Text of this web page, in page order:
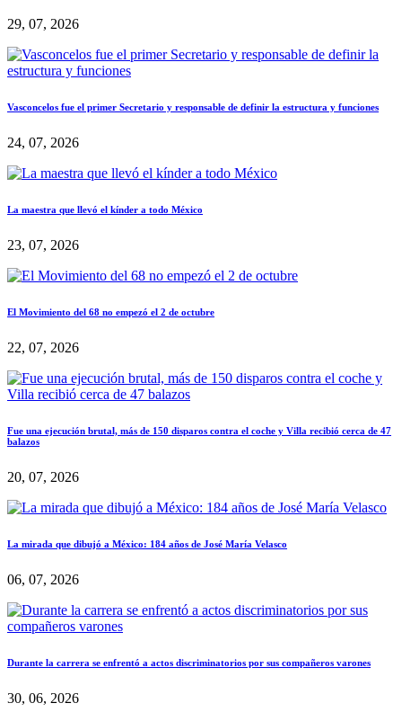
29, 07, 2026
Vasconcelos fue el primer Secretario y responsable de definir la estructura y funciones
24, 07, 2026
La maestra que llevó el kínder a todo México
23, 07, 2026
El Movimiento del 68 no empezó el 2 de octubre
22, 07, 2026
Fue una ejecución brutal, más de 150 disparos contra el coche y Villa recibió cerca de 47
balazos
20, 07, 2026
La mirada que dibujó a México: 184 años de José María Velasco
06, 07, 2026
Durante la carrera se enfrentó a actos discriminatorios por sus compañeros varones
30, 06, 2026